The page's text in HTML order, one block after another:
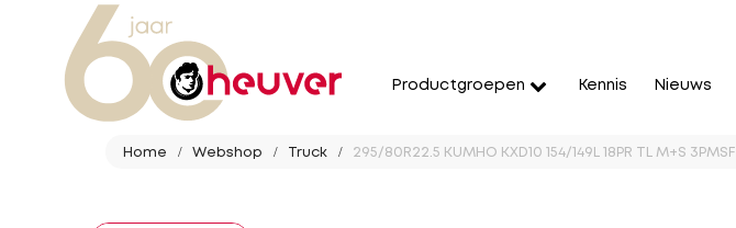
Productgroepen Kennis Nieuws
Home Webshop Truck 295/80R22.5 KUMHO KXD10 154/149L 18PR TL M+S 3PMSF